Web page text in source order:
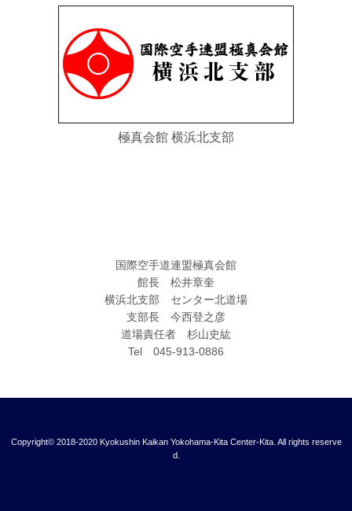
極真会館 横浜北支部
国際空手道連盟極真会館
館長 松井章奎
横浜北支部 センター北道場
支部長 今西登之彦
道場責任者 杉山史紘
Tel 045-913-0886
Copyright© 2018-2020 Kyokushin Kaikan Yokohama-Kita Center-Kita. All rights reserve
d.